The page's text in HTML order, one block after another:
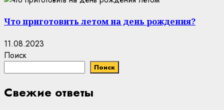
Что приготовить летом на день рождения?
11.08.2023
Поиск
Поиск
Свежие ответы